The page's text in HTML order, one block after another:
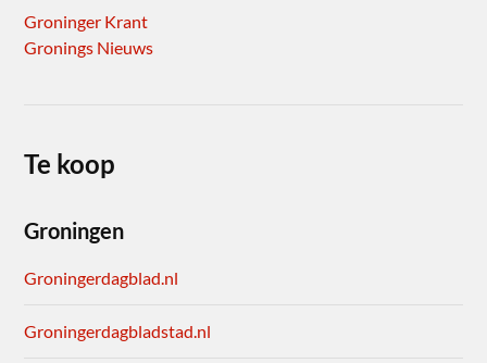
Groninger Krant
Gronings Nieuws
Te koop
Groningen
Groningerdagblad.nl
Groningerdagbladstad.nl